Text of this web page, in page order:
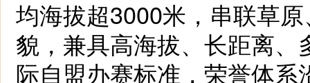
均海拔超3000米，串联草
貌，兼具高海拔、长距离
际自盟办赛标准，荣誉体